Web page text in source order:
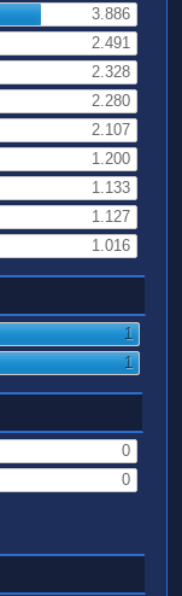
3.886
2.491
2.328
2.280
2.107
1.200
1.133
1.127
1.016
1
1
0
0